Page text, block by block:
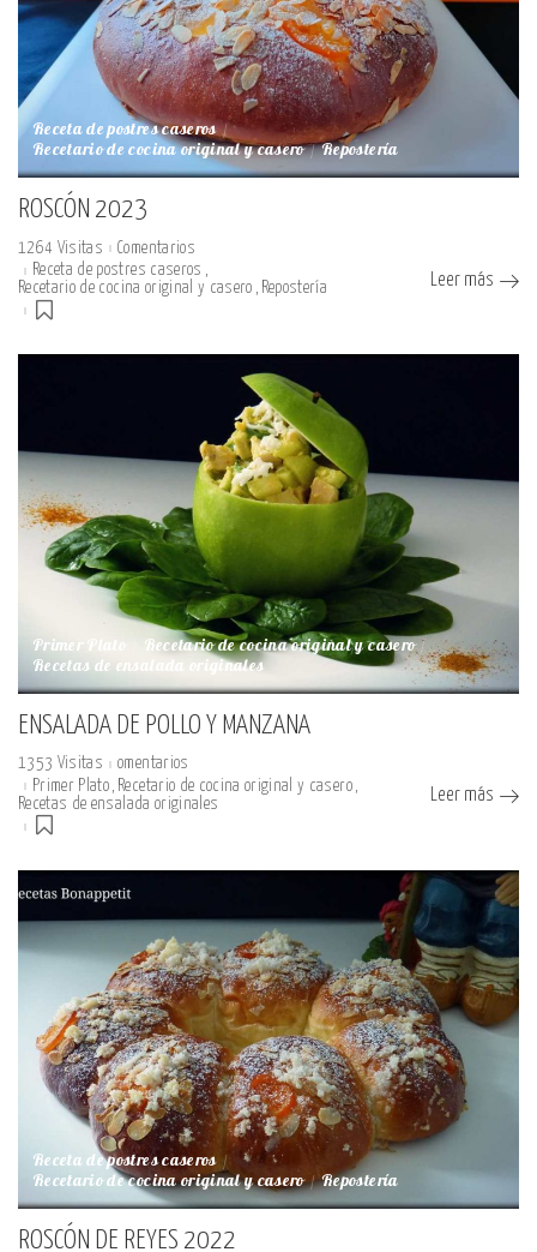
Receta de postres caseros
Recetario de cocina original y casero Repostería
ROSCÓN 2023
1264 Visitas
Comentarios
Receta de postres caseros
Recetario de cocina original y casero
Repostería Leer más
Primer Plato Recetario de cocina original y casero
Recetas de ensalada originales
ENSALADA DE POLLO Y MANZANA
1353 Visitas
omentarios
Primer Plato Recetario de cocina original y casero
Recetas de ensalada originales
Leer más
Receta de postres caseros
Recetario de cocina original y casero Repostería
ROSCÓN DE REYES 2022